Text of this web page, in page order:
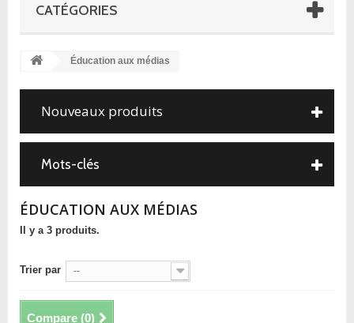
CATÉGORIES
Éducation aux médias
Nouveaux produits
Mots-clés
ÉDUCATION AUX MÉDIAS
Il y a 3 produits.
Trier par --
Compare (0)